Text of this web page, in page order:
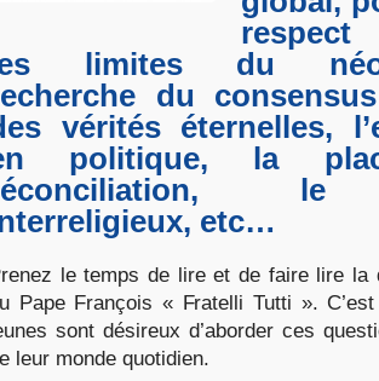
respect
limites du
du
vérités éternelles,
politique, la
le
etc…
le temps de lire et de faire lire la
Pape François « Fratelli Tutti ».
sont désireux d’aborder ces
leur monde quotidien.